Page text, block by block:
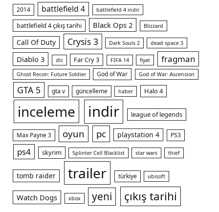
2014 battlefield 4 battlefield 4 indir
battlefield 4 çıkış tarihi Black Ops 2 Blizzard
Call Of Duty Crysis 3 Dark Souls 2 dead space 3
Diablo 3 dlc Far Cry 3 FIFA 14 fiyat fragman
Ghost Recon: Future Soldier God of War God of War: Ascension
GTA 5 gta v güncelleme haber Halo 4
inceleme indir league of legends
Max Payne 3 oyun pc playstation 4 PS3
ps4 skyrim Splinter Cell Blacklist star wars thief
tomb raider trailer türkiye ubisoft
Watch Dogs xbox yeni çıkış tarihi